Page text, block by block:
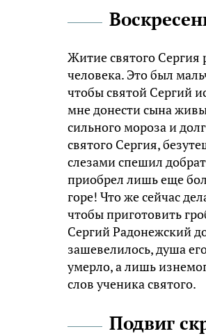
Житие святого Сергия
человека. Это был
чтобы святой Сергий
мне донести сына
сильного мороза и
святого Сергия,
слезами спешил
приобрел лишь еще
горе! Что же сейчас
чтобы приготовить
Сергий Радонежский
зашевелилось, душа
умерло, а лишь
слов ученика святого.
Подвиг